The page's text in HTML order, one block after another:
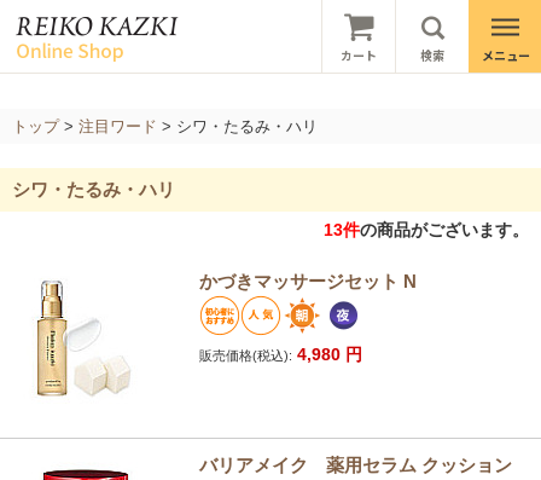
トップ> 注目ワード > シワ・たるみ・ハリ
シワ・たるみ・ハリ
13件の商品がございます。
かづきマッサージセット N
販売価格(税込): 4,980 円
バリアメイク 薬用セラム クッション